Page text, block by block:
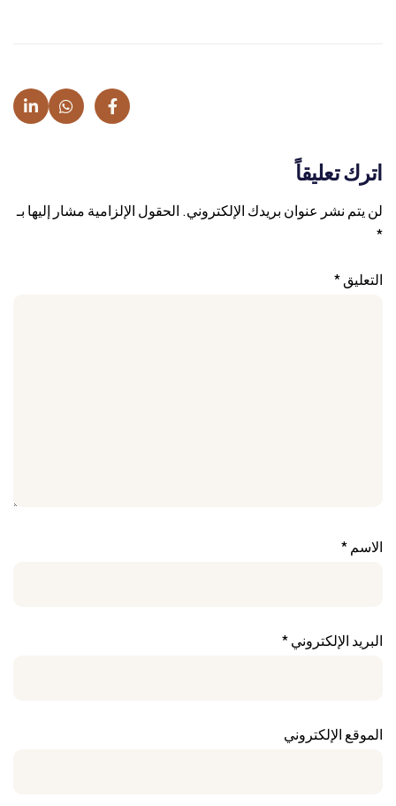
اترك تعليقاً
لن يتم نشر عنوان بريدك الإلكتروني. الحقول الإلزامية مشار إليها بـ
*
التعليق*
الاسم *
البريد الإلكتروني*
الموقع الإلكتروني